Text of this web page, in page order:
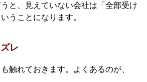
と、見えていない会社は「全部受け
うことになります。
レ
触れておきます。よくあるのが、